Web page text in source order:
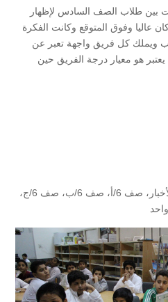
بين طلاب الصف السادس لإظهار
عاليا وفوق المتوقع وكانت الفكرة
كل فريق واجهة تعبر عن
هو معيار درجة الفريق حين
، صف 6/أ ، صف 6/ب ، صف 6/ج
،